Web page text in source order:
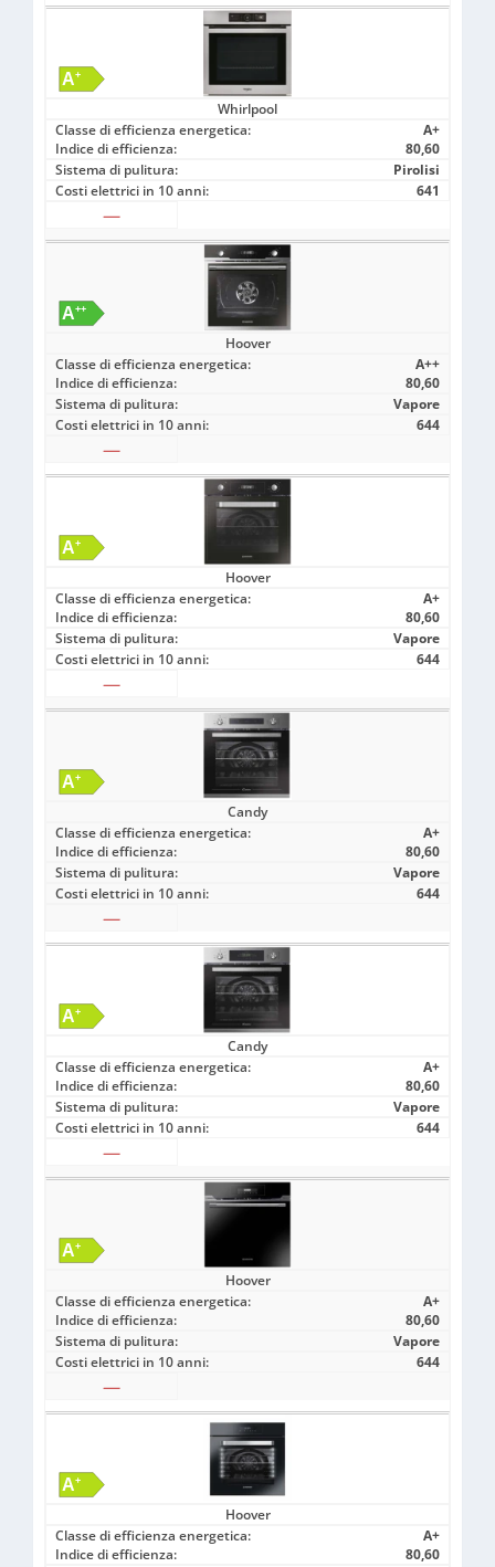
Whirlpool
Classe di efficienza energetica:
A+
Indice di efficienza:
80,60
Sistema di pulitura:
Pirolisi
Costi elettrici in 10 anni:
641
—
Hoover
Classe di efficienza energetica:
A++
Indice di efficienza:
80,60
Sistema di pulitura:
Vapore
Costi elettrici in 10 anni:
644
—
Hoover
Classe di efficienza energetica:
A+
Indice di efficienza:
80,60
Sistema di pulitura:
Vapore
Costi elettrici in 10 anni:
644
—
Candy
Classe di efficienza energetica:
A+
Indice di efficienza:
80,60
Sistema di pulitura:
Vapore
Costi elettrici in 10 anni:
644
—
Candy
Classe di efficienza energetica:
A+
Indice di efficienza:
80,60
Sistema di pulitura:
Vapore
Costi elettrici in 10 anni:
644
—
Hoover
Classe di efficienza energetica:
A+
Indice di efficienza:
80,60
Sistema di pulitura:
Vapore
Costi elettrici in 10 anni:
644
—
Hoover
Classe di efficienza energetica:
A+
Indice di efficienza:
80,60